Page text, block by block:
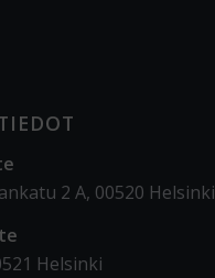
2 A, 00520 Helsinki
Helsinki